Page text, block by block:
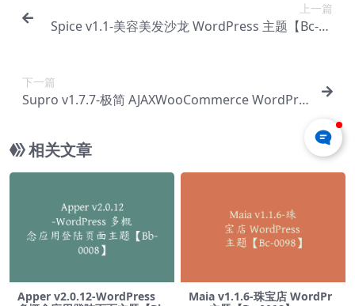
上一篇
Spice v1.1-美容美发沙龙 WordPress 主题【Bc-01
下一篇
Supro v1.7.7-极简 AJAXWooCommerce WordPre
相关文章
Apper v2.0.12-WordPress
Maia v1.1.6-珠宝店 WordPr